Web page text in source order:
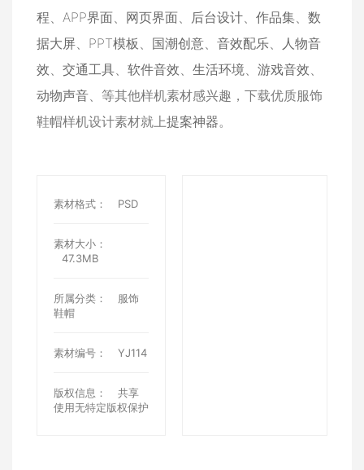
程
APP界面 网页界面 后台设计 作品集
数
据大屏
PPT模板 国潮创意 音效配乐
人物音
效
交通工具 软件音效 生活环境 游戏音效
动物声音 、等其他样机素材感兴趣，下载优质服饰
鞋帽样机设计素材就上提案神器。
素材格式： PSD
素材大小：
47.3MB
所属分类：
服饰
鞋帽
素材编号： YJ114
版权信息：
共享
使用无特定版权保护